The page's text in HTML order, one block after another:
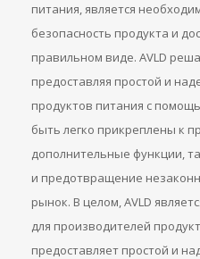
питания, является
безопасность продукта и
правильном виде. AVLD
предоставляя простой и
продуктов питания с
быть легко прикреплены к
дополнительные функции,
и предотвращение
рынок. В целом, AVLD
для производителей
предоставляет простой и